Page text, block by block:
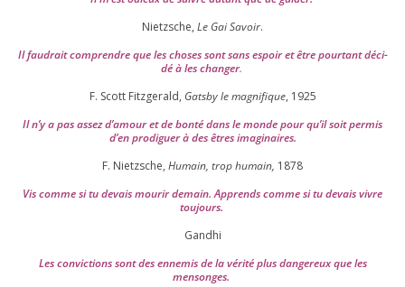
Nietzsche, Le Gai Savoir.
Il fau­drait com­prendre que les choses sont sans espoir et être pour­tant déci­
dé à les chan­ger.
F. Scott Fitzgerald, Gatsby le magni­fique, 1925
Il n’y a pas assez d’a­mour et de bon­té dans le monde pour qu’il soit per­mis
d’en pro­di­guer à des êtres imaginaires.
F. Nietzsche, Humain, trop humain, 1878
Vis comme si tu devais mou­rir demain. Apprends comme si tu devais vivre
toujours.
Gandhi
Les convic­tions sont des enne­mis de la véri­té plus dan­ge­reux que les
mensonges.